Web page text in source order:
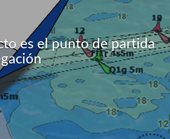
es el punto de partida